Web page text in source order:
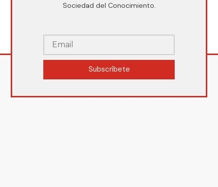
Sociedad del Conocimiento.
Subscríbete